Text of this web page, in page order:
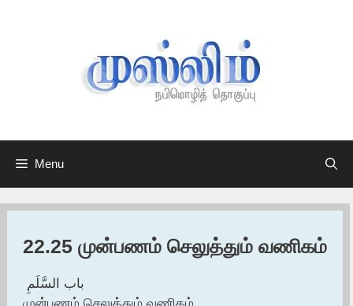
Menu
22.25 முன்பணம் செலுத்தும் வணிகம்
باب السَّلَمِ ‏‏